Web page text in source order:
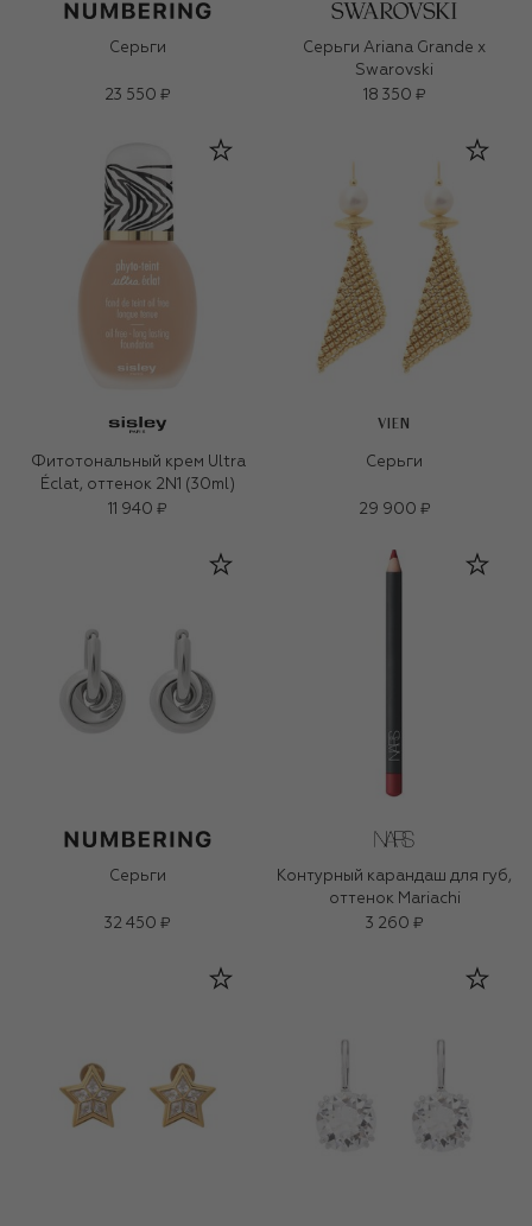
Серьги
23 550 ₽
Серьги Ariana Grande x
Swarovski
18 350 ₽
Фитотональный крем Ultra
Éclat, оттенок 2N1 (30ml)
11 940 ₽
VIEN
Серьги
29 900 ₽
Серьги
32 450 ₽
Контурный карандаш для губ,
оттенок Mariachi
3 260 ₽